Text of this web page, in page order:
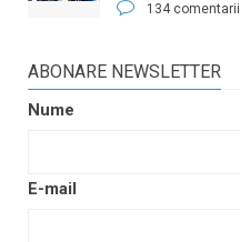
134 comentarii
ABONARE NEWSLETTER
Nume
E-mail